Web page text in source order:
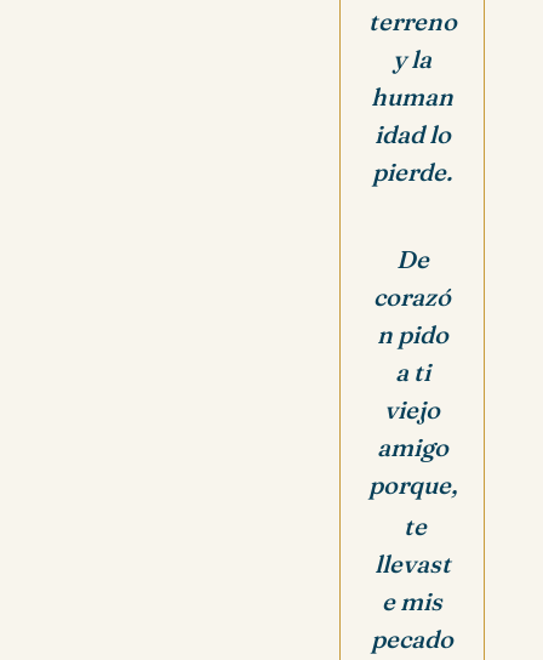
terreno
y la
human
idad lo
pierde.
De
corazó
n pido
a ti
viejo
amigo
porque,
te
llevast
e mis
pecado